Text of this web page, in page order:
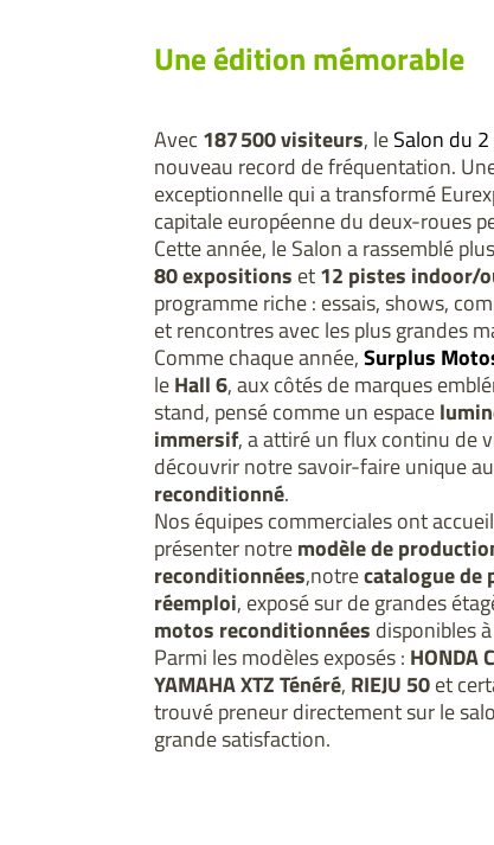
Une édition mémorable
Avec 187 500 visiteurs, leSalon du
nouveau record de fréquentation.
exceptionnelle qui a transformé
capitale européenne du deux-roues
Cette année, le Salon a rassemblé
80 expositions et12 pistes indoor/
programme riche : essais, shows,
et rencontres avec les plus grandes
Comme chaque année,Surplus
leHall 6, aux côtés de marques
stand, pensé comme un espace
immersif, a attiré un flux continu de
découvrir notre savoir-faire unique
reconditionné.
Nos équipes commerciales ont
présenter notre modèle de
reconditionnées,notre catalogue de
réemploi
motos reconditionnées disponibles
Parmi les modèles exposés : HONDA
YAMAHA XTZ Ténéré, RIEJU 50 et
trouvé preneur directement sur le
grande satisfaction.